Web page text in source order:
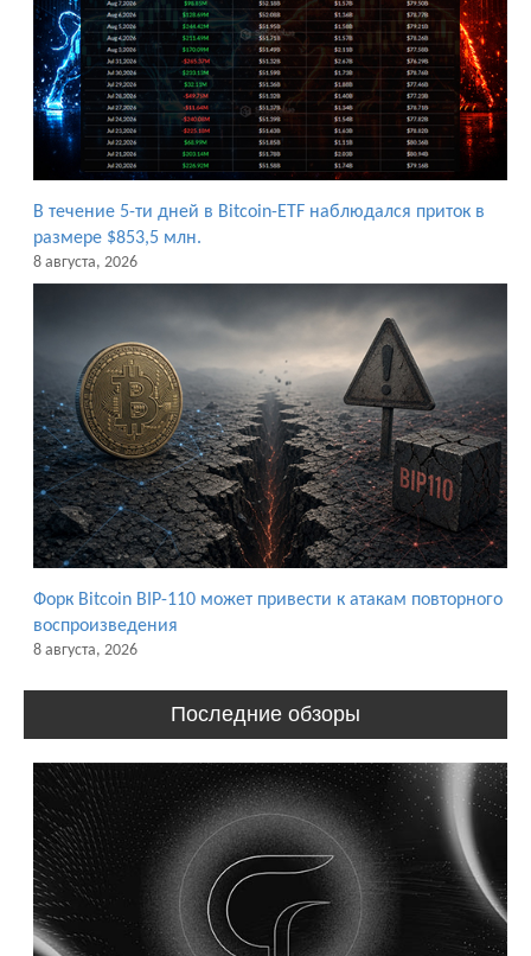
В течение 5-ти дней в Bitcoin-ETF наблюдался приток в
размере $853,5 млн.
8 августа, 2026
Форк Bitcoin BIP-110 может привести к атакам повторного
воспроизведения
8 августа, 2026
Последние обзоры